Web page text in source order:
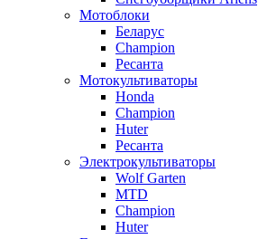
Мотоблоки
Беларус
Champion
Ресанта
Мотокультиваторы
Honda
Champion
Huter
Ресанта
Электрокультиваторы
Wolf Garten
MTD
Champion
Huter